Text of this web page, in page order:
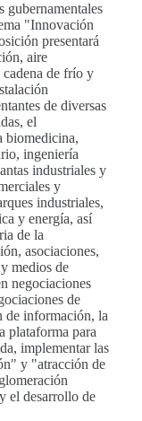
gubernamentales
"Innovación
presentará
aire
de frío y
de diversas
el
biomedicina,
ingeniería
industriales y
y
industriales,
y energía, así
de la
asociaciones,
medios de
negociaciones
de
de información, la
plataforma para
implementar las
y "atracción de
el desarrollo de